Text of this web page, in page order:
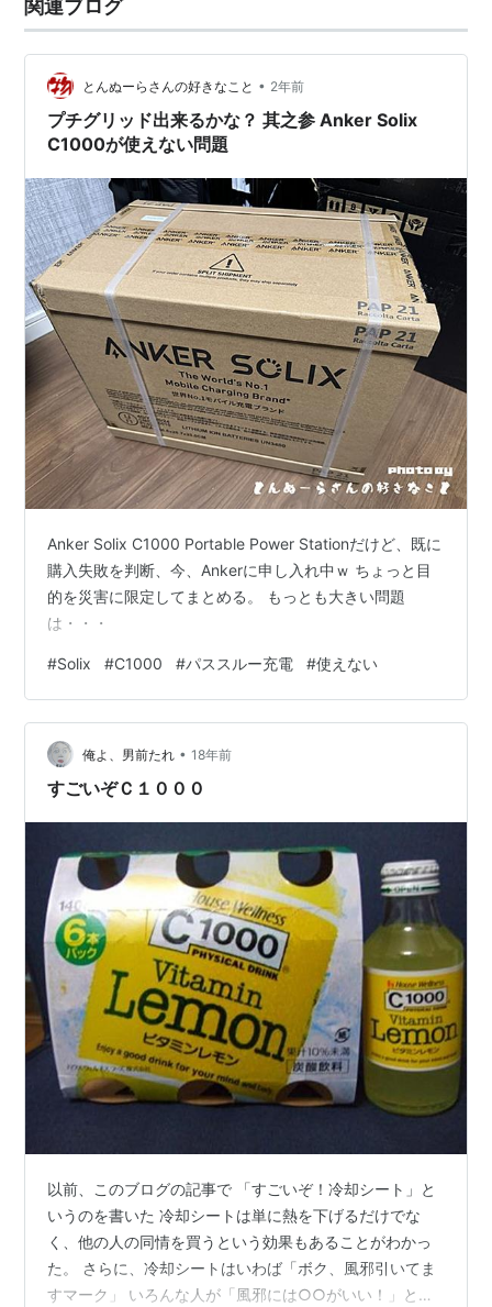
関連ブログ
とんぬーらさんの好きなこと • 2年前
プチグリッド出来るかな？ 其之参 Anker Solix
C1000が使えない問題
Anker Solix C1000 Portable Power Stationだけど、既に
購入失敗を判断、今、Ankerに申し入れ中ｗ ちょっと目
的を災害に限定してまとめる。 もっとも大きい問題
は・・・
#Solix #C1000 #パススルー充電 #使えない
俺よ、男前たれ • 18年前
すごいぞＣ１０００
以前、このブログの記事で 「すごいぞ！冷却シート」と
いうのを書いた 冷却シートは単に熱を下げるだけでな
く、他の人の同情を買うという効果もあることがわかっ
た。 さらに、冷却シートはいわば「ボク、風邪引いてま
すマーク」 いろんな人が「風邪には○○がいい！」とい